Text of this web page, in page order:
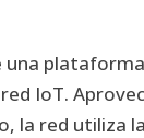
IoT.
la red utiliza